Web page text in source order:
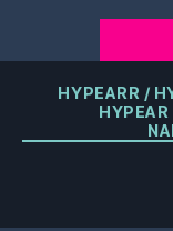
HYPEARR /